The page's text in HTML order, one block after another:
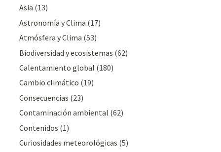
Asia (13)
Astronomía y Clima (17)
Atmósfera y Clima (53)
Biodiversidad y ecosistemas (62)
Calentamiento global (180)
Cambio climático (19)
Consecuencias (23)
Contaminación ambiental (62)
Contenidos (1)
Curiosidades meteorológicas (5)